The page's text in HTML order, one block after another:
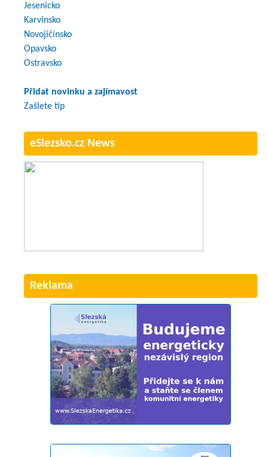
Jesenicko
Karvinsko
Novojičínsko
Opavsko
Ostravsko
Přidat novinku a zajímavost
Zašlete tip
eSlezsko.cz News
Reklama